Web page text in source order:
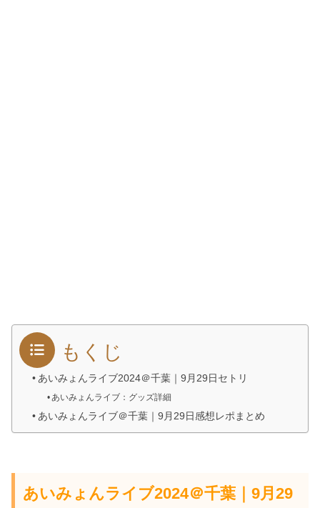
もくじ
あいみょんライブ2024＠千葉｜9月29日セトリ
あいみょんライブ：グッズ詳細
あいみょんライブ＠千葉｜9月29日感想レポまとめ
あいみょんライブ2024＠千葉｜9月29